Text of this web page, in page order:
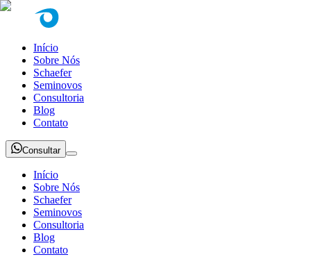
Início
Sobre Nós
Schaefer
Seminovos
Consultoria
Blog
Contato
Consultar
Início
Sobre Nós
Schaefer
Seminovos
Consultoria
Blog
Contato